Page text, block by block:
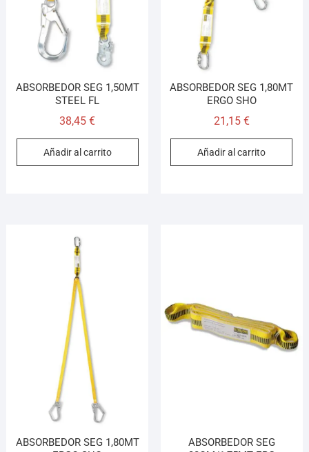
ABSORBEDOR SEG 1,50MT
STEEL FL
38,45€
Añadir al carrito
ABSORBEDOR SEG 1,80MT
ERGO SHO
21,15 €
Añadir al carrito
ABSORBEDOR SEG 1,80MT
ABSORBEDOR SEG